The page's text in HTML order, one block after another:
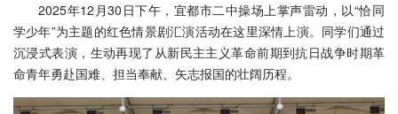
2025年12月30日下午，宜都市二中操场上掌声雷动，以“恰同
学少年”为主题的红色情景剧汇演活动在这里深情上演。同学们通过
沉浸式表演，生动再现了从新民主主义革命前期到抗日战争时期革
命青年勇赴国难、担当奉献、矢志报国的壮阔历程。